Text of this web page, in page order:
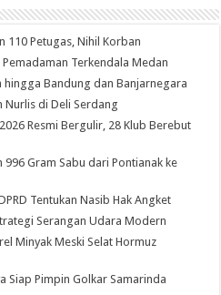
110 Petugas, Nihil Korban
Terkendala Medan
hingga Bandung dan Banjarnegara
Nurlis di Deli Serdang
Resmi Bergulir, 28 Klub Berebut
996 Gram Sabu dari Pontianak ke
Tentukan Nasib Hak Angket
Serangan Udara Modern
Minyak Meski Selat Hormuz
Siap Pimpin Golkar Samarinda